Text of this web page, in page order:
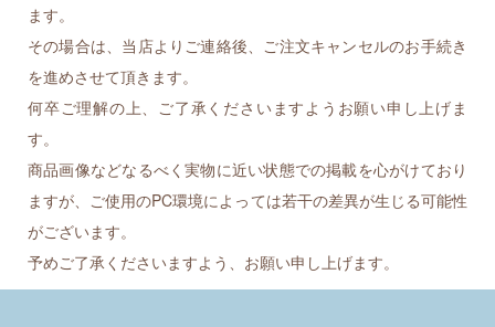
ます。
その場合は、当店よりご連絡後、ご注文キャンセルのお手続き
を進めさせて頂きます。
何卒ご理解の上、ご了承くださいますようお願い申し上げま
す。
商品画像などなるべく実物に近い状態での掲載を心がけており
ますが、ご使用のPC環境によっては若干の差異が生じる可能性
がございます。
予めご了承くださいますよう、お願い申し上げます。